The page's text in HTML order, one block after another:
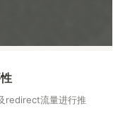
redirect流量进行推